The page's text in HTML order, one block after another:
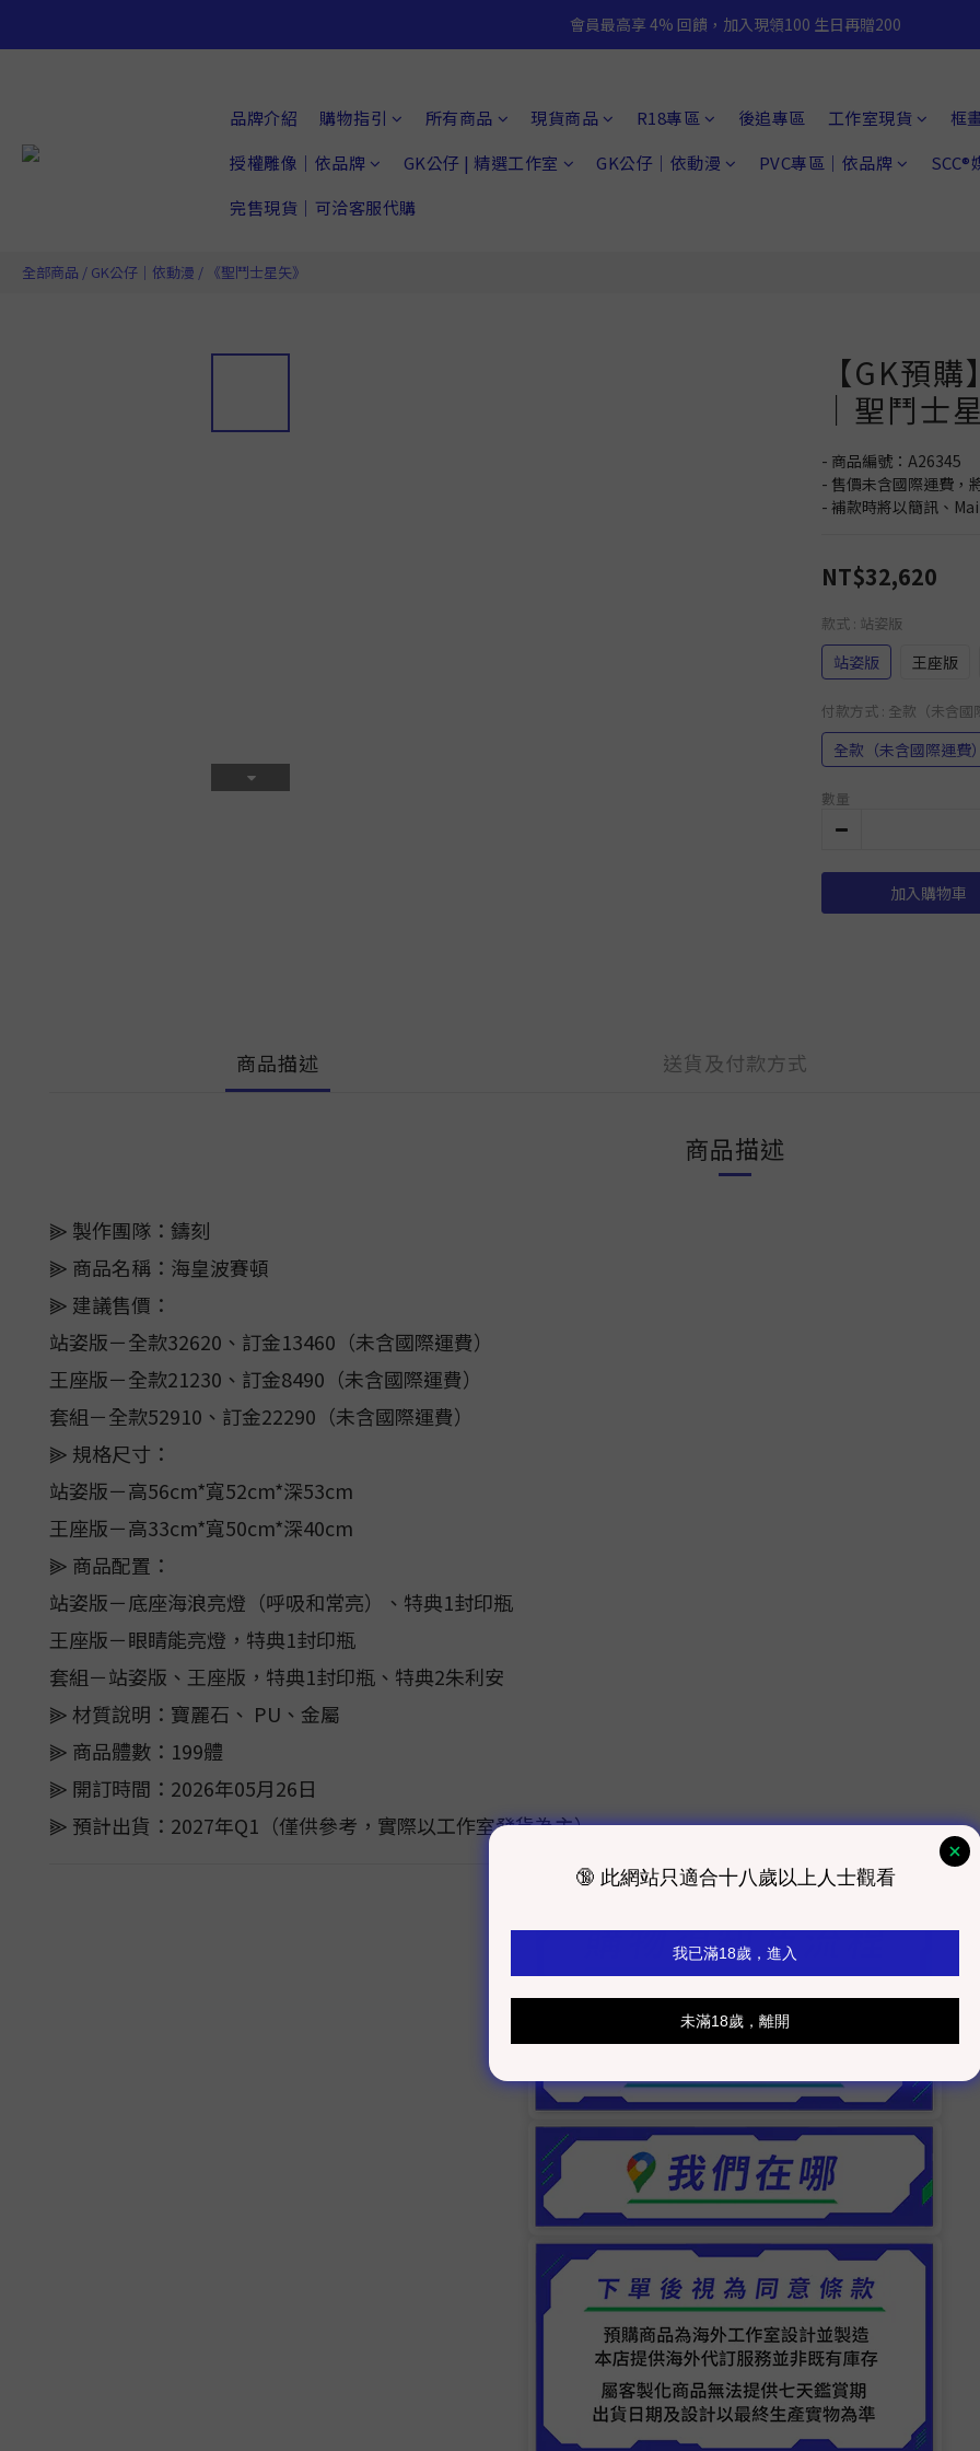
會員最高享 4% 回饋，加入現領100 生日再贈200
品牌介紹 購物指引 所有商品 現貨商品 R18專區 後追專區 工作室現貨
框
授權雕像｜依品牌
GK公仔 | 精選工作室 GK公仔｜依動漫 PVC專區｜依品牌
SCC®
完售現貨｜可洽客服代購
全部商品 / GK公仔｜依動漫 / 《聖鬥士星矢》
【GK預
｜聖鬥士
- 商品編號：A26345
- 售價未含國際運費，
- 補款時將以簡訊、
NT$32,620
款式 : 站姿版
站姿版 王座版
付款方式 : 全款（未含國
全款（未含國際運費
數量
加入購物車
商品描述 送貨及付款方式
商品描述
⫸ 製作團隊：鑄刻
⫸ 商品名稱：海皇波賽頓
⫸ 建議售價：
站姿版－全款32620、訂金13460（未含國際運費）
王座版－全款21230、訂金8490（未含國際運費）
套組－全款52910、訂金22290（未含國際運費）
⫸ 規格尺寸：
站姿版－高56cm*寬52cm*深53cm
王座版－高33cm*寬50cm*深40cm
⫸ 商品配置：
站姿版－底座海浪亮燈（呼吸和常亮）、特典1封印瓶
王座版－眼睛能亮燈，特典1封印瓶
套組－站姿版、王座版，特典1封印瓶、特典2朱利安
⫸ 材質說明：寶麗石、 PU、金屬
⫸ 商品體數：199體
⫸ 開訂時間：2026年05月26日
⫸ 預計出貨：2027年Q1（僅供參考，實際以工作室發貨為主）